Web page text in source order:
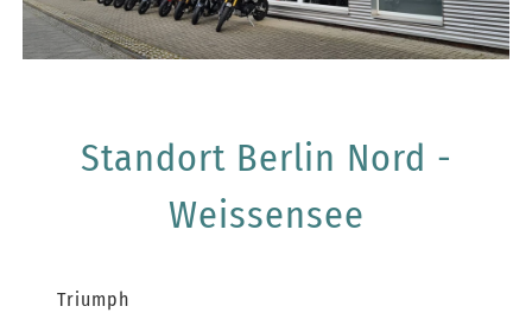
Standort Berlin Nord -
Weissensee
Triumph